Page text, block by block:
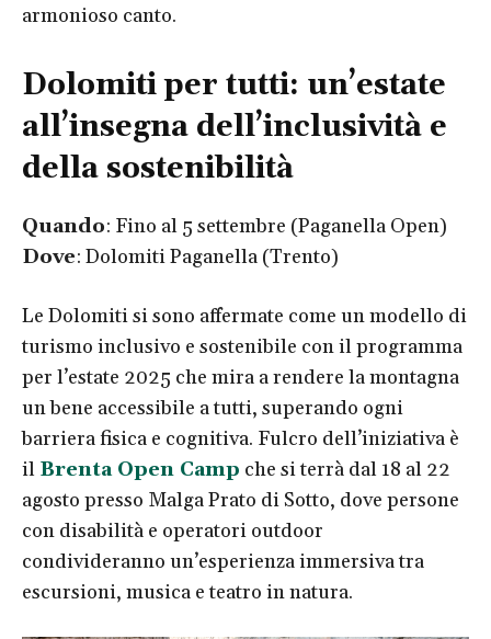
armonioso canto.
Dolomiti per tutti: un’estate
all’insegna dell’inclusività e
della sostenibilità
Quando: Fino al 5 settembre (Paganella Open)
Dove: Dolomiti Paganella (Trento)
Le Dolomiti si sono affermate come un modello di
turismo inclusivo e sostenibile con il programma
per l’estate 2025 che mira a rendere la montagna
un bene accessibile a tutti, superando ogni
barriera fisica e cognitiva. Fulcro dell’iniziativa è
il Brenta Open Camp che si terrà dal 18 al 22
agosto presso Malga Prato di Sotto, dove persone
con disabilità e operatori outdoor
condivideranno un’esperienza immersiva tra
escursioni, musica e teatro in natura.